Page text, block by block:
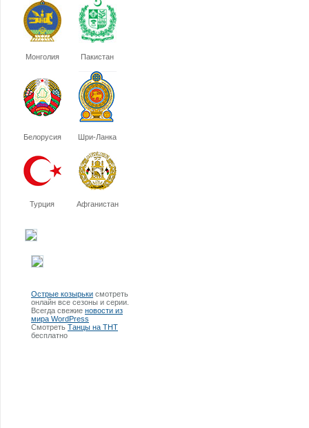
Монголия Пакистан
Белорусия Шри-Ланка
Турция Афганистан
Острые козырьки смотреть
онлайн все сезоны и серии.
Всегда свежие новости из
мира WordPress
Смотреть Танцы на ТНТ
бесплатно